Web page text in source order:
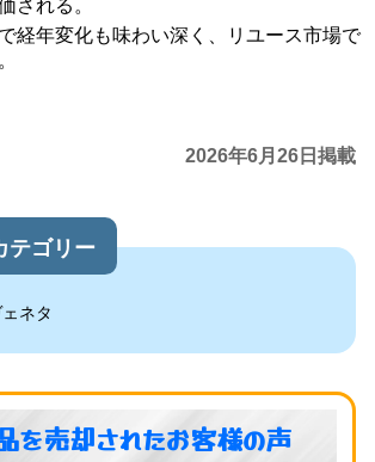
される。
経年変化も味わい深く、リユース市場で
2026年6月26日掲載
テゴリー
ネタ
を売却されたお客様の声